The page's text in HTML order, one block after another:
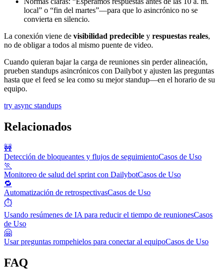
local” o “fin del martes”—para que lo asincrónico no se
convierta en silencio.
La conexión viene de visibilidad predecible y respuestas reales,
no de obligar a todos al mismo puente de video.
Cuando quieran bajar la carga de reuniones sin perder alineación,
prueben standups asincrónicos con Dailybot y ajusten las preguntas
hasta que el feed se lea como su mejor standup—en el horario de su
equipo.
try async standups
Relacionados
🚧
Detección de bloqueantes y flujos de seguimientoCasos de Uso
🏃
Monitoreo de salud del sprint con DailybotCasos de Uso
🔁
Automatización de retrospectivasCasos de Uso
⏱️
Usando resúmenes de IA para reducir el tiempo de reunionesCasos
de Uso
🤗
Usar preguntas rompehielos para conectar al equipoCasos de Uso
FAQ